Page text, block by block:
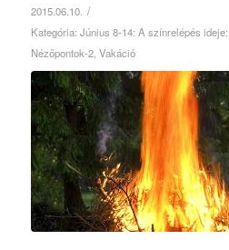
2015.06.10. /
Kategória: Június 8-14: A színrelépés
Nézőpontok-2, Vakáció